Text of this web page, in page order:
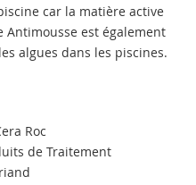
car la matière active
Antimousse est également
algues dans les piscines.
Roc
de Traitement